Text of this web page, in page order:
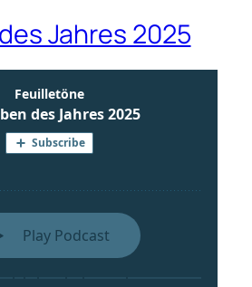
Jahres 2025